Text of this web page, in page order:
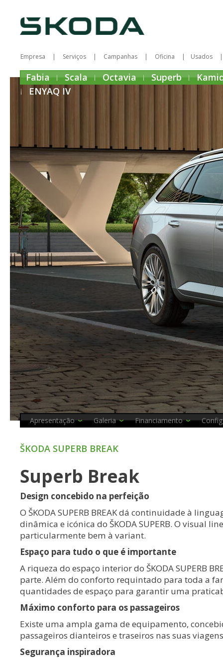
Empresa Serviços Campanhas Oficina Usados
Fabia Scala Octavia Superb
ENYAQ IV
Apresentação Galeria Financiamento
ŠKODA SUPERB BREAK
Superb Break
Design concebido na perfeição
O ŠKODA SUPERB BREAK dá continuidade à
dinâmica e icónica do ŠKODA SUPERB. O visual
particularmente bem à variant.
Espaço para tudo o que é importante
A riqueza do espaço interior do ŠKODA SUPERB
parte. Além do conforto requintado para toda a
quantidades de espaço para garantir uma
Máximo conforto para os passageiros
Existe uma ampla gama de equipamento,
passageiros dianteiros e traseiros nas suas
Segurança inspiradora